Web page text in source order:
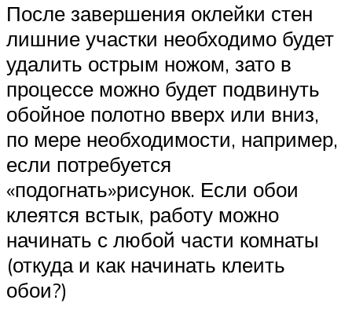
После завершения оклейки стен
лишние участки необходимо будет
удалить острым ножом, зато в
процессе можно будет подвинуть
обойное полотно вверх или вниз,
по мере необходимости, например,
если потребуется
«подогнать»рисунок. Если обои
клеятся встык, работу можно
начинать с любой части комнаты
(откуда и как начинать клеить
обои?)